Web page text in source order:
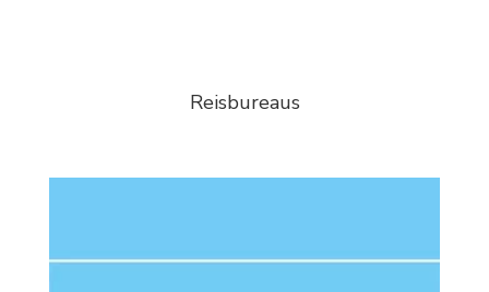
Reisbureaus